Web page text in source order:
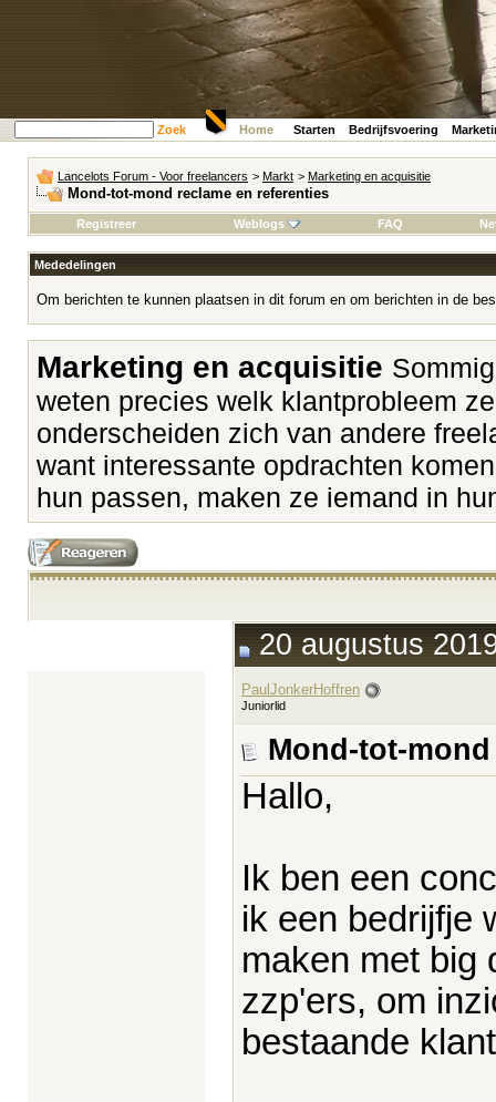
Zoek Home Starten Bedrijfsvoering
Lancelots Forum - Voor freelancers > Markt > Marketing en acquisitie
Mond-tot-mond reclame en referenties
Registreer Weblogs FAQ
Mededelingen
Om berichten te kunnen plaatsen in dit forum en om berichten in de
Marketing en acquisitie
weten precies welk klantprobleem
onderscheiden zich van andere
want interessante opdrachten
hun passen, maken ze iemand in
20 augustus
PaulJonkerHoffren
Juniorlid
Mond-tot-
Hallo,
Ik ben een
ik een bedrijfje
maken met big
zzp'ers, om
bestaande